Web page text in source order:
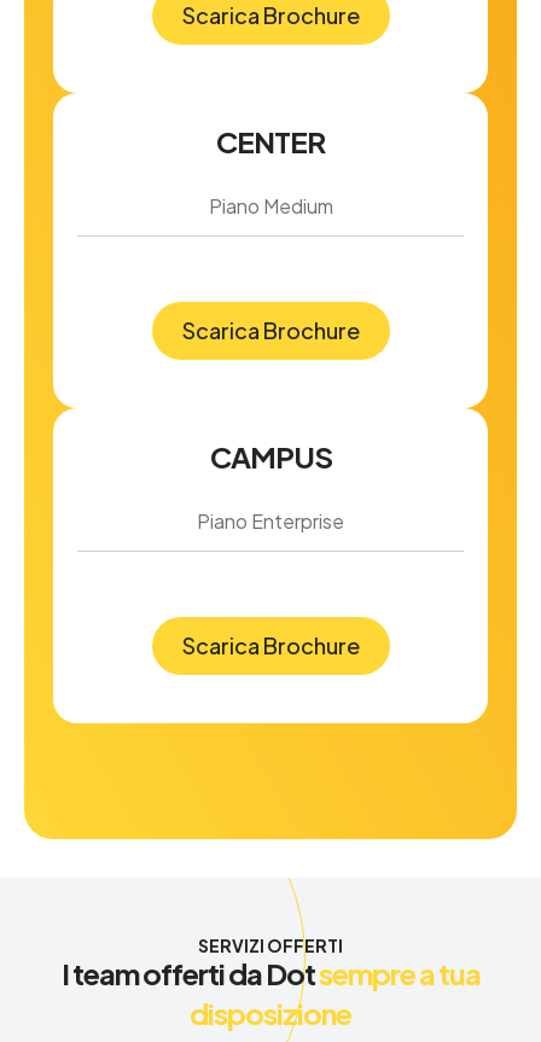
Scarica Brochure
CENTER
Piano Medium
Scarica Brochure
CAMPUS
Piano Enterprise
Scarica Brochure
SERVIZI OFFERTI
I team offerti da Dotsempre a tua
disposizione